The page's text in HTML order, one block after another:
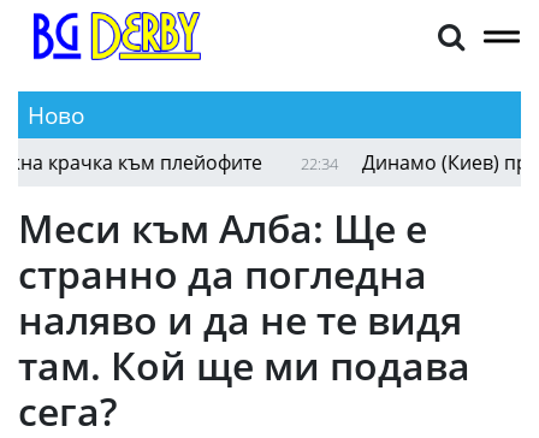
Ново
към плейофите Динамо (Киев)
Меси към Алба: Ще е
странно да погледна
наляво и да не те видя
там. Кой ще ми подава
сега?